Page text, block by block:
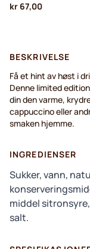
kr 67,00
BESKRIVELSE
Få et hint av høst i
Denne limited
din den varme,
cappuccino eller
smaken hjemme.
INGREDIENSER
Sukker, vann,
middel
salt.